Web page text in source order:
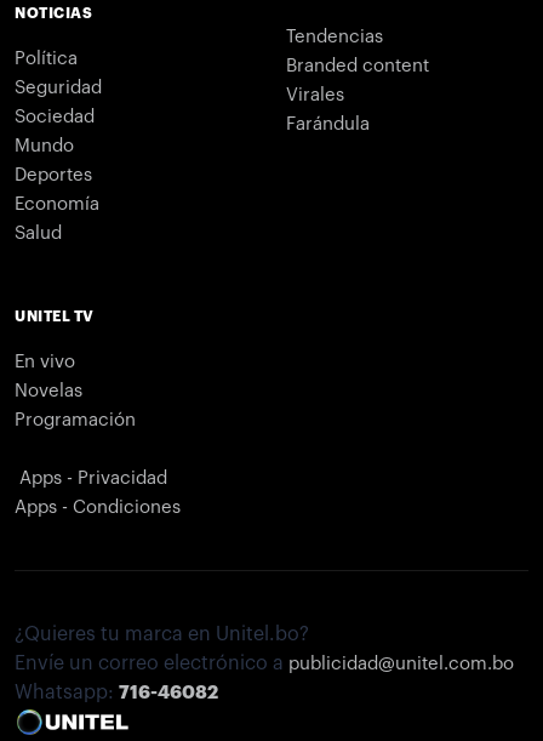
NOTICIAS
Política
Seguridad
Sociedad
Mundo
Deportes
Economía
Salud
Tendencias
Branded content
Virales
Farándula
UNITEL TV
En vivo
Novelas
Programación
Apps - Privacidad
Apps - Condiciones
¿Quieres tu marca en Unitel.bo?
Envíe un correo electrónico a publicidad@unitel.com.bo
Whatsapp: 716-46082